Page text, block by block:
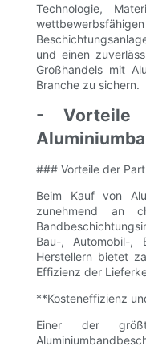
Technologie,
und einen
Großhandels mit
Branche zu sichern.
- Vorteile
### Vorteile der
Beim Kauf von
zunehmend an
Bau-, Automobil-,
Herstellern bietet
Effizienz der
**Kosteneffizienz
Einer der